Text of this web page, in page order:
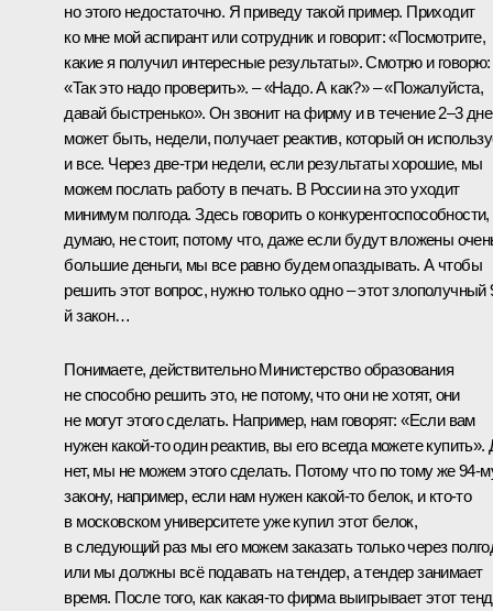
но этого недостаточно. Я приведу такой пример. Приходит
ко мне мой аспирант или сотрудник и говорит: «Посмотрите,
какие я получил интересные результаты». Смотрю и говорю:
«Так это надо проверить». – «Надо. А как?» – «Пожалуйста,
давай быстренько». Он звонит на фирму и в течение 2–3
может быть, недели, получает реактив, который он
и все. Через две-три недели, если результаты хорошие, мы
можем послать работу в печать. В России на это уходит
минимум полгода. Здесь говорить о конкурентоспособности,
думаю, не стоит, потому что, даже если будут вложены
большие деньги, мы все равно будем опаздывать. А чтобы
решить этот вопрос, нужно только одно – этот злополучный
й закон…
Понимаете, действительно Министерство образования
не способно решить это, не потому, что они не хотят, они
не могут этого сделать. Например, нам говорят: «Если вам
нужен какой‑то один реактив, вы его всегда можете купить».
нет, мы не можем этого сделать. Потому что по тому же 94-
закону, например, если нам нужен какой‑то белок, и кто‑то
в московском университете уже купил этот белок,
в следующий раз мы его можем заказать только через
или мы должны всё подавать на тендер, а тендер занимает
время. После того, как какая‑то фирма выигрывает этот